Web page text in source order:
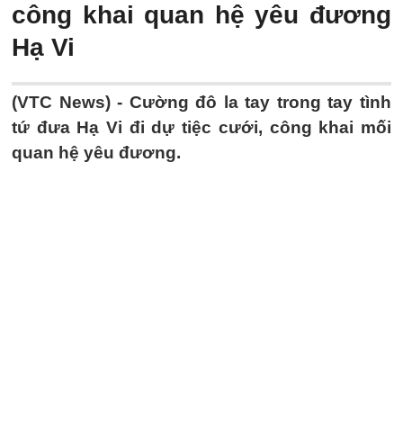
công khai quan hệ yêu đương
Hạ Vi
(VTC News) - Cường đô la tay trong tay tình
tứ đưa Hạ Vi đi dự tiệc cưới, công khai mối
quan hệ yêu đương.